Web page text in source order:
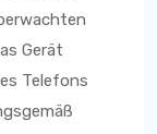
Gerät
Telefons